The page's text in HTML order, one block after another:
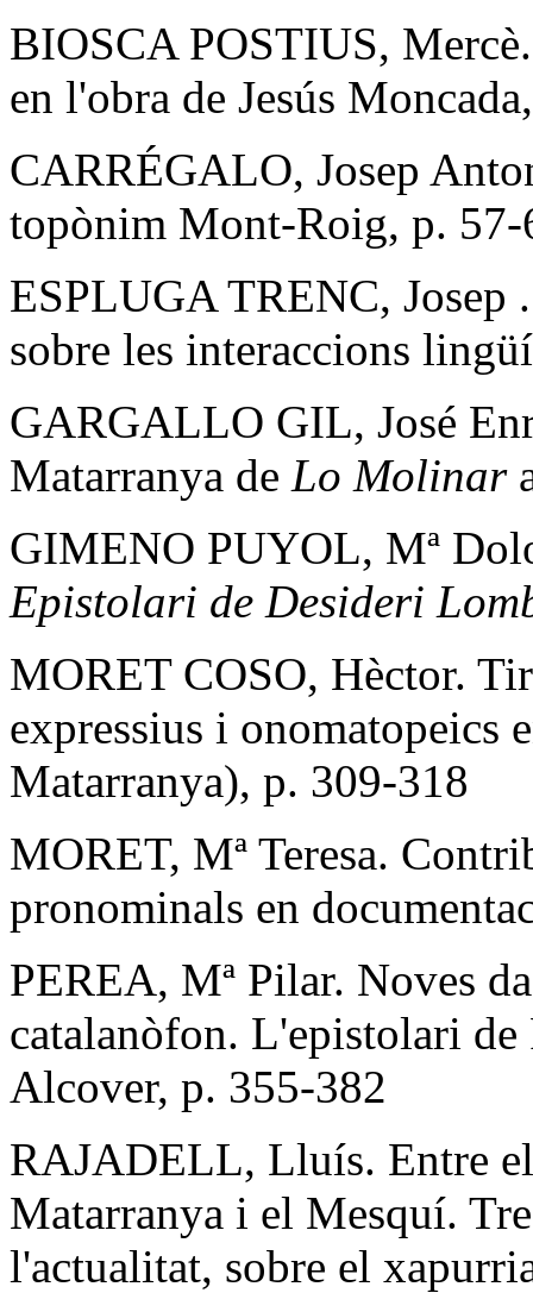
BIOSCA POSTIUS,
en l'obra de Jesús
CARRÉGALO, Josep
topònim Mont-Roig, p. 57-
ESPLUGA TRENC, Josep
sobre les interaccions
GARGALLO GIL, José
Matarranya de Lo Molinar
GIMENO PUYOL, Mª
Epistolari de Desideri
MORET COSO, Hèctor.
expressius i onomatopeics
Matarranya), p. 309-318
MORET, Mª Teresa.
pronominals en
PEREA, Mª Pilar. Noves
catalanòfon. L'epistolari
Alcover, p. 355-382
RAJADELL, Lluís. Entre
Matarranya i el Mesquí.
l'actualitat, sobre el